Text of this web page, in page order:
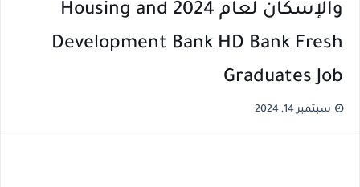
والإسكان لعام 2024 Housing and
Development Bank HD Bank Fresh
Graduates Job
سبتمبر 14, 2024